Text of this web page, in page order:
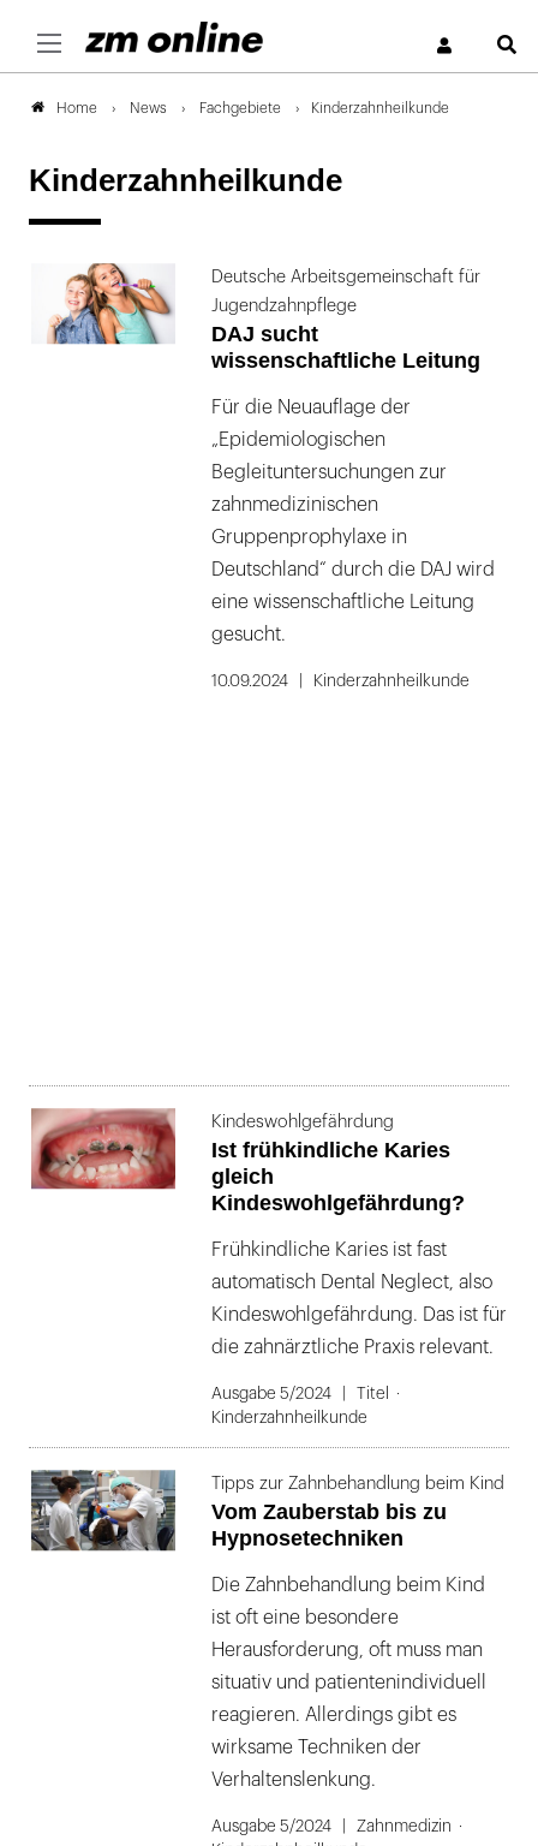
Home News Fachgebiete Kinderzahnheilkunde
Kinderzahnheilkunde
Deutsche Arbeitsgemeinschaft für
Jugendzahnpflege
DAJ sucht
wissenschaftliche Leitung
Für die Neuauflage der
„Epidemiologischen
Begleituntersuchungen zur
zahnmedizinischen
Gruppenprophylaxe in
Deutschland“ durch die DAJ wird
eine wissenschaftliche Leitung
gesucht.
10.09.2024 Kinderzahnheilkunde
Kindeswohlgefährdung
Ist frühkindliche Karies
gleich
Kindeswohlgefährdung?
Frühkindliche Karies ist fast
automatisch Dental Neglect, also
Kindeswohlgefährdung. Das ist für
die zahnärztliche Praxis relevant.
Ausgabe 5/2024
Titel
Kinderzahnheilkunde
Tipps zur Zahnbehandlung beim Kind
Vom Zauberstab bis zu
Hypnosetechniken
Die Zahnbehandlung beim Kind
ist oft eine besondere
Herausforderung, oft muss man
situativ und patientenindividuell
reagieren. Allerdings gibt es
wirksame Techniken der
Verhaltenslenkung.
Ausgabe 5/2024
Zahnmedizin